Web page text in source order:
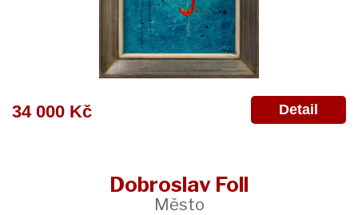
34 000 Kč Detail
Dobroslav Foll
Město